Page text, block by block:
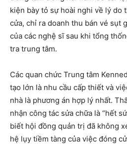
kiện bày tỏ sự hoài nghi về lý do
cửa, chỉ ra doanh thu bán vé sụt
của các nghệ sĩ sau khi tổng
tra trung tâm.
Các quan chức Trung tâm
tạo lớn là nhu cầu cấp thiết và
nhà là phương án hợp lý nhất.
nhận công tác sửa chữa là “hết
biết hội đồng quản trị đã không
hệ lụy tiềm tàng của việc đóng